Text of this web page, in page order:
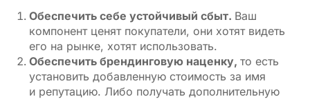
Обеспечить себе устойчивый сбыт. Ваш
компонент ценят покупатели, они хотят видеть
его на рынке, хотят использовать.
Обеспечить брендинговую наценку,то есть
установить добавленную стоимость за имя
и репутацию. Либо получать дополнительную